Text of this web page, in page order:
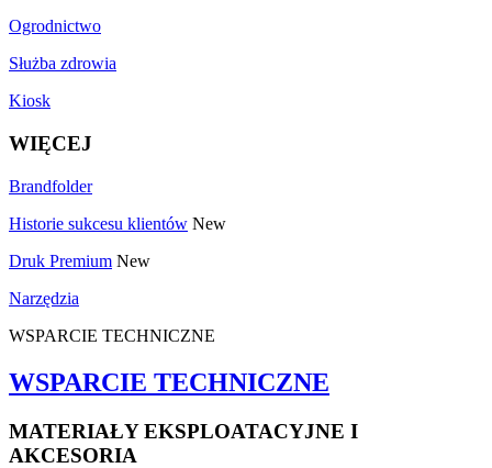
Ogrodnictwo
Służba zdrowia
Kiosk
WIĘCEJ
Brandfolder
Historie sukcesu klientów New
Druk Premium New
Narzędzia
WSPARCIE TECHNICZNE
WSPARCIE TECHNICZNE
MATERIAŁY EKSPLOATACYJNE I
AKCESORIA